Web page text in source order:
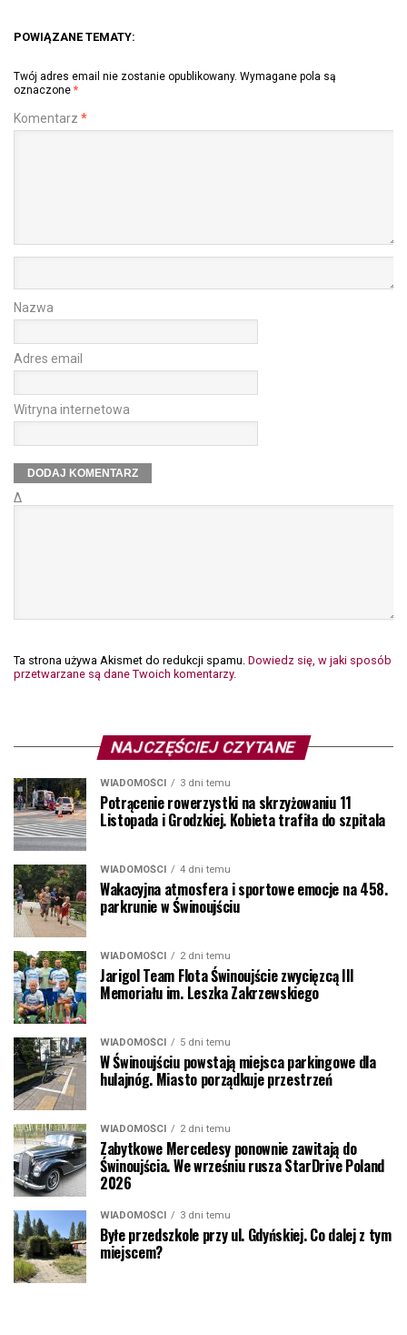
POWIĄZANE TEMATY:
Twój adres email nie zostanie opublikowany. Wymagane pola są
oznaczone *
Komentarz *
Nazwa
Adres email
Witryna internetowa
Δ
Ta strona używa Akismet do redukcji spamu. Dowiedz się, w jaki sposób
przetwarzane są dane Twoich komentarzy.
NAJCZĘŚCIEJ CZYTANE
WIADOMOŚCI 3 dni temu
Potrącenie rowerzystki na skrzyżowaniu 11
Listopada i Grodzkiej. Kobieta trafiła do szpitala
WIADOMOŚCI 4 dni temu
Wakacyjna atmosfera i sportowe emocje na 458.
parkrunie w Świnoujściu
WIADOMOŚCI 2 dni temu
Jarigol Team Flota Świnoujście zwycięzcą III
Memoriału im. Leszka Zakrzewskiego
WIADOMOŚCI 5 dni temu
W Świnoujściu powstają miejsca parkingowe dla
hulajnóg. Miasto porządkuje przestrzeń
WIADOMOŚCI 2 dni temu
Zabytkowe Mercedesy ponownie zawitają do
Świnoujścia. We wrześniu rusza StarDrive Poland
2026
WIADOMOŚCI 3 dni temu
Byłe przedszkole przy ul. Gdyńskiej. Co dalej z tym
miejscem?